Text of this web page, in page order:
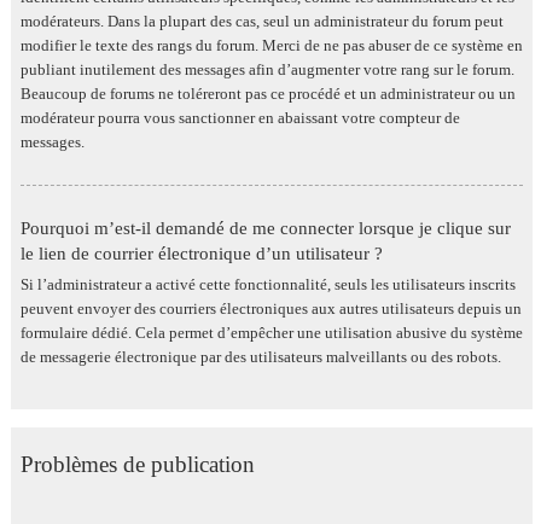
modérateurs. Dans la plupart des cas, seul un administrateur du forum peut
modifier le texte des rangs du forum. Merci de ne pas abuser de ce système en
publiant inutilement des messages afin d’augmenter votre rang sur le forum.
Beaucoup de forums ne toléreront pas ce procédé et un administrateur ou un
modérateur pourra vous sanctionner en abaissant votre compteur de
messages.
Pourquoi m’est-il demandé de me connecter lorsque je clique sur
le lien de courrier électronique d’un utilisateur ?
Si l’administrateur a activé cette fonctionnalité, seuls les utilisateurs inscrits
peuvent envoyer des courriers électroniques aux autres utilisateurs depuis un
formulaire dédié. Cela permet d’empêcher une utilisation abusive du système
de messagerie électronique par des utilisateurs malveillants ou des robots.
Problèmes de publication